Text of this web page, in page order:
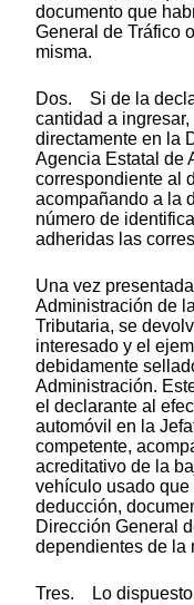
documento que
General de Tráfico
misma.
Dos. Si de la
cantidad a
directamente en la
Agencia Estatal de
correspondiente al
acompañando a la
número de
adheridas las
Una vez
Administración de
Tributaria, se
interesado y el
debidamente
Administración.
el declarante al
automóvil en la
competente,
acreditativo de la
vehículo usado
deducción,
Dirección General
dependientes de la
Tres. Lo dispuesto